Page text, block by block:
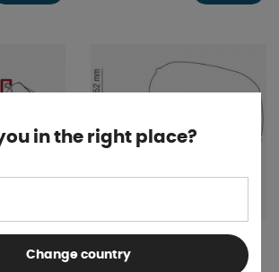
F35
Marco
Sprinter Med Takräcke 2006-
in the right place?
Change country